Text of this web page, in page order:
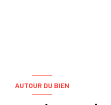
AUTOUR DU BIEN